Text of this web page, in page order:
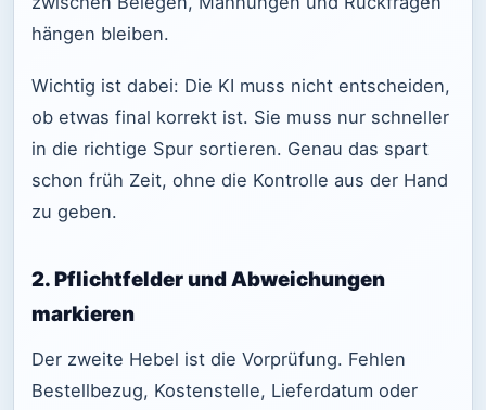
hängen bleiben.
Wichtig ist dabei: Die KI muss nicht entscheiden,
ob etwas final korrekt ist. Sie muss nur schneller
in die richtige Spur sortieren. Genau das spart
schon früh Zeit, ohne die Kontrolle aus der Hand
zu geben.
2. Pflichtfelder und Abweichungen
markieren
Der zweite Hebel ist die Vorprüfung. Fehlen
Bestellbezug, Kostenstelle, Lieferdatum oder